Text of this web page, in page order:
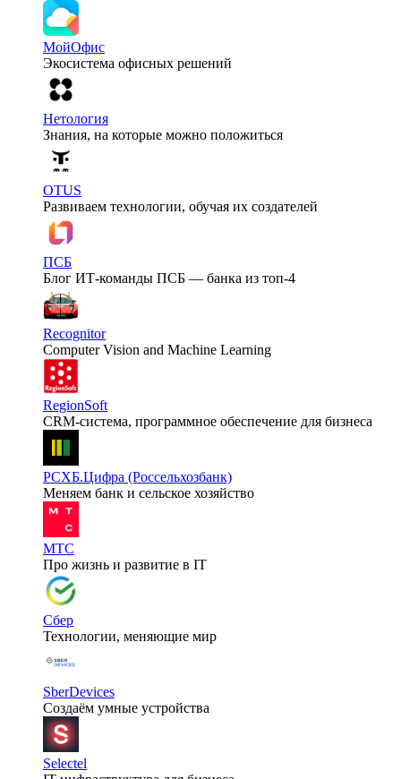
МойОфис
Экосистема офисных решений
Нетология
Знания, на которые можно положиться
OTUS
Развиваем технологии, обучая их создателей
ПСБ
Блог ИТ-команды ПСБ — банка из топ-4
Recognitor
Computer Vision and Machine Learning
RegionSoft
CRM-система, программное обеспечение для бизнеса
РСХБ.Цифра (Россельхозбанк)
Меняем банк и сельское хозяйство
МТС
Про жизнь и развитие в IT
Сбер
Технологии, меняющие мир
SberDevices
Создаём умные устройства
Selectel